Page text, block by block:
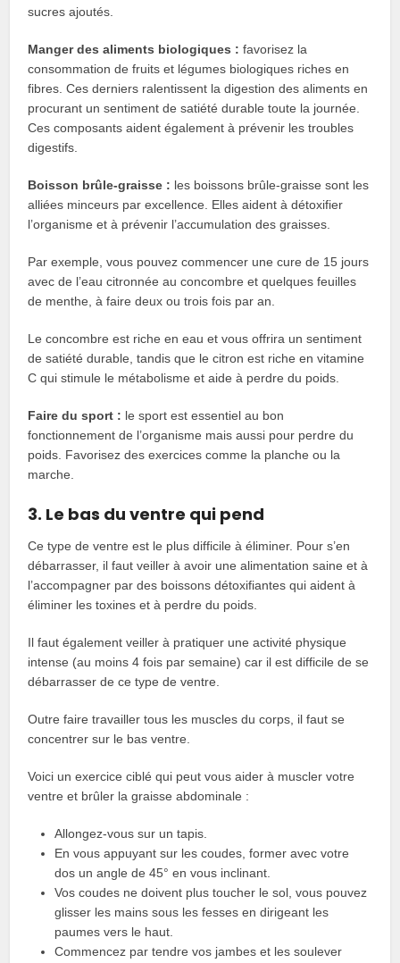
sucres ajoutés.
Manger des aliments biologiques : favorisez la
consommation de fruits et légumes biologiques riches en
fibres. Ces derniers ralentissent la digestion des aliments en
procurant un sentiment de satiété durable toute la journée.
Ces composants aident également à prévenir les troubles
digestifs.
Boisson brûle-graisse : les boissons brûle-graisse sont les
alliées minceurs par excellence. Elles aident à détoxifier
l’organisme et à prévenir l’accumulation des graisses.
Par exemple, vous pouvez commencer une cure de 15 jours
avec de l’eau citronnée au concombre et quelques feuilles
de menthe, à faire deux ou trois fois par an.
Le concombre est riche en eau et vous offrira un sentiment
de satiété durable, tandis que le citron est riche en vitamine
C qui stimule le métabolisme et aide à perdre du poids.
Faire du sport : le sport est essentiel au bon
fonctionnement de l’organisme mais aussi pour perdre du
poids. Favorisez des exercices comme la planche ou la
marche.
3. Le bas du ventre qui pend
Ce type de ventre est le plus difficile à éliminer. Pour s’en
débarrasser, il faut veiller à avoir une alimentation saine et à
l’accompagner par des boissons détoxifiantes qui aident à
éliminer les toxines et à perdre du poids.
Il faut également veiller à pratiquer une activité physique
intense (au moins 4 fois par semaine) car il est difficile de se
débarrasser de ce type de ventre.
Outre faire travailler tous les muscles du corps, il faut se
concentrer sur le bas ventre.
Voici un exercice ciblé qui peut vous aider à muscler votre
ventre et brûler la graisse abdominale :
Allongez-vous sur un tapis.
En vous appuyant sur les coudes, former avec votre
dos un angle de 45° en vous inclinant.
Vos coudes ne doivent plus toucher le sol, vous pouvez
glisser les mains sous les fesses en dirigeant les
paumes vers le haut.
Commencez par tendre vos jambes et les soulever